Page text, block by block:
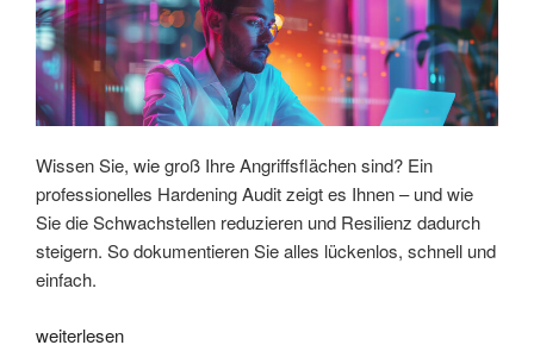
gehört
zur
Basisarbeit?“
Wissen Sie, wie groß Ihre Angriffsflächen sind? Ein
professionelles Hardening Audit zeigt es Ihnen – und wie
Sie die Schwachstellen reduzieren und Resilienz dadurch
steigern. So dokumentieren Sie alles lückenlos, schnell und
einfach.
„Umfassende
weiterlesen